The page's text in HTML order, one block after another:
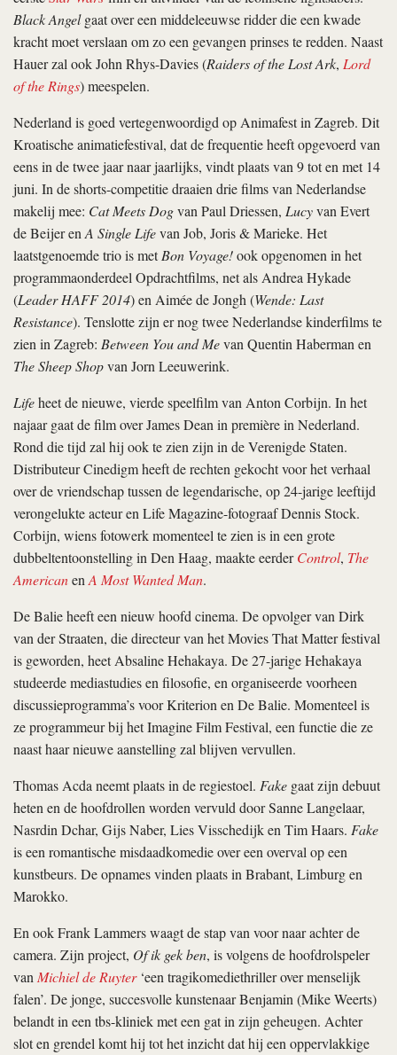
Black Angelgaat over een middeleeuwse ridder die een kwade
kracht moet verslaan om zo een gevangen prinses te redden. Naast
Hauer zal ook John Rhys-Davies (Raiders of the Lost Ark, Lord
of the Rings) meespelen.
Nederland is goed vertegenwoordigd op Animafest in Zagreb. Dit
Kroatische animatiefestival, dat de frequentie heeft opgevoerd van
eens in de twee jaar naar jaarlijks, vindt plaats van 9 tot en met 14
juni. In de shorts-competitie draaien drie films van Nederlandse
makelij mee: Cat Meets Dogvan Paul Driessen, Lucyvan Evert
de Beijer enA Single Lifevan Job, Joris & Marieke. Het
laatstgenoemde trio is metBon Voyage!ook opgenomen in het
programmaonderdeel Opdrachtfilms, net als Andrea Hykade
(Leader HAFF 2014) en Aimée de Jongh (Wende: Last
Resistance). Tenslotte zijn er nog twee Nederlandse kinderfilms te
zien in Zagreb: Between You and Mevan Quentin Haberman en
The Sheep Shopvan Jorn Leeuwerink.
Lifeheet de nieuwe, vierde speelfilm van Anton Corbijn. In het
najaar gaat de film over James Dean in première in Nederland.
Rond die tijd zal hij ook te zien zijn in de Verenigde Staten.
Distributeur Cinedigm heeft de rechten gekocht voor het verhaal
over de vriendschap tussen de legendarische, op 24-jarige leeftijd
verongelukte acteur en Life Magazine-fotograaf Dennis Stock.
Corbijn, wiens fotowerk momenteel te zien is in een grote
dubbeltentoonstelling in Den Haag, maakte eerderControl, The
AmericanenA Most Wanted Man.
De Balie heeft een nieuw hoofd cinema. De opvolger van Dirk
van der Straaten, die directeur van het Movies That Matter festival
is geworden, heet Absaline Hehakaya. De 27-jarige Hehakaya
studeerde mediastudies en filosofie, en organiseerde voorheen
discussieprogramma’s voor Kriterion en De Balie. Momenteel is
ze programmeur bij het Imagine Film Festival, een functie die ze
naast haar nieuwe aanstelling zal blijven vervullen.
Thomas Acda neemt plaats in de regiestoel. Fake gaat zijn debuut
heten en de hoofdrollen worden vervuld door Sanne Langelaar,
Nasrdin Dchar, Gijs Naber, Lies Visschedijk en Tim Haars. Fake
is een romantische misdaadkomedie over een overval op een
kunstbeurs. De opnames vinden plaats in Brabant, Limburg en
Marokko.
En ook Frank Lammers waagt de stap van voor naar achter de
camera. Zijn project, Of ik gek ben, is volgens de hoofdrolspeler
vanMichiel de Ruyter‘een tragikomediethriller over menselijk
falen’. De jonge, succesvolle kunstenaar Benjamin (Mike Weerts)
belandt in een tbs-kliniek met een gat in zijn geheugen. Achter
slot en grendel komt hij tot het inzicht dat hij een oppervlakkige